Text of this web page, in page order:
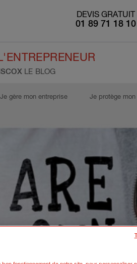
DEVIS GRATUIT
01 89 71 18 10
LE BLOG
Je gère mon entreprise Je protège